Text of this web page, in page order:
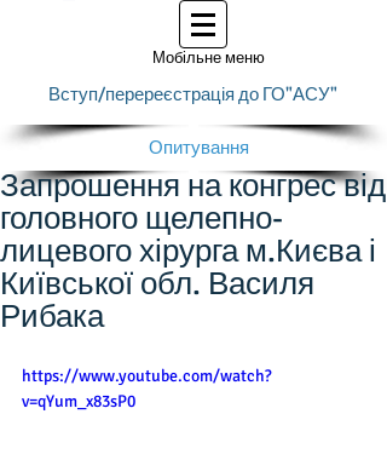
Мобільне меню
Вступ/перереєстрація до ГО"АСУ"
Опитування
Запрошення на конгрес від
головного щелепно-
лицевого хірурга м.Києва і
Київської обл. Василя
Рибака
https://www.youtube.com/watch?
v=qYum_x83sP0